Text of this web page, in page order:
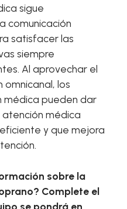
sigue
comunicación
satisfacer las
siempre
Al aprovechar el
los
pueden dar
médica
y que mejora
sobre la
Complete el
se pondrá en